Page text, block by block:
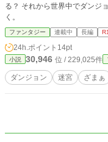
る？ それから世界中でダンジ
く。
ファンタジー 連載中 長編
24h.ポイント 14pt
小説 30,946 位 / 229,025件
ダンジョン 迷宮 ざまぁ